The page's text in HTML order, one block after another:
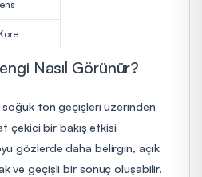
Nasıl Görünür?
ton geçişleri üzerinden
çekici bir bakış etkisi
gözlerde daha belirgin, açık
ve geçişli bir sonuç oluşabilir.